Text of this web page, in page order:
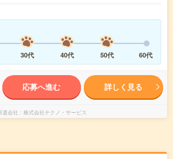
30代 40代 50代 60代
応募へ進む 詳しく見る
遣会社 株式会社テクノ・サービス